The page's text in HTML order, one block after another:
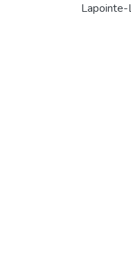
Lapointe-